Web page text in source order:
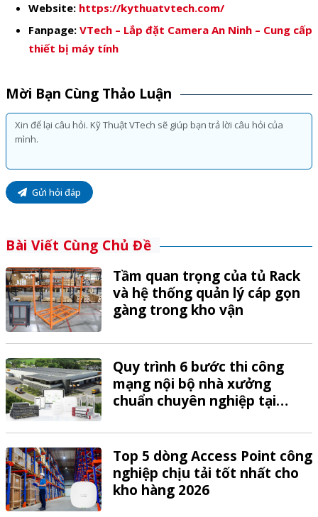
Website: https://kythuatvtech.com/
Fanpage: VTech – Lắp đặt Camera An Ninh – Cung cấp
thiết bị máy tính
Mời Bạn Cùng Thảo Luận
Gửi hỏi đáp
Bài Viết Cùng Chủ Đề
Tầm quan trọng của tủ Rack
và hệ thống quản lý cáp gọn
gàng trong kho vận
Quy trình 6 bước thi công
mạng nội bộ nhà xưởng
chuẩn chuyên nghiệp tại
Top 5 dòng Access Point công
nghiệp chịu tải tốt nhất cho
kho hàng 2026